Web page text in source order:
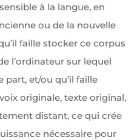
à la langue, en
ou de la nouvelle
faille stocker ce corpus
l’ordinateur sur lequel
part, et/ou qu’il faille
originale, texte original,
distant, ce qui crée
nécessaire pour